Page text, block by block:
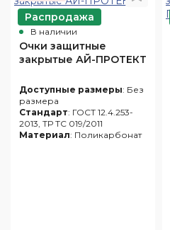
Распродажа
Арт. Оч10
В наличии
Очки защитные
закрытые АЙ-ПРОТЕКТ
Доступные размеры: Без
размера
Стандарт: ГОСТ 12.4.253-
2013, ТР ТС 019/2011
Материал: Поликарбонат